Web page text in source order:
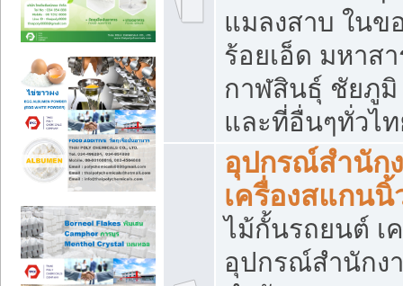
แมลงสาบ ใน
ร้อยเอ็ด มหาส
กาฬสินธุ์ ชัยภู
และที่อื่นๆทั่วไ
อุปกรณ์สำนัก
เครื่องสแกนนิ้
ไม้กั้นรถยนต์ เ
อุปกรณ์สำนักง